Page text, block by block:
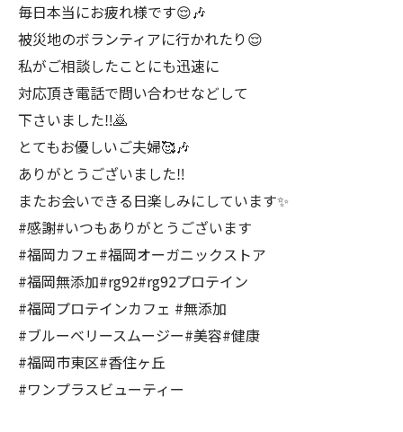
毎日本当にお疲れ様です😌🎶
被災地のボランティアに行かれたり😌
私がご相談したことにも迅速に
対応頂き電話で問い合わせなどして
下さいました‼️🙇
とてもお優しいご夫婦🥰🎶
ありがとうございました‼️
またお会いできる日楽しみにしています✨
#感謝#いつもありがとうございます
#福岡カフェ#福岡オーガニックストア
#福岡無添加#rg92#rg92プロテイン
#福岡プロテインカフェ #無添加
#ブルーベリースムージー#美容#健康
#福岡市東区#香住ヶ丘
#ワンプラスビューティー